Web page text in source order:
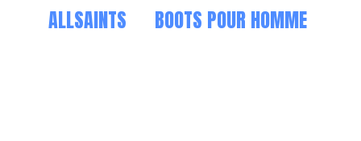
ALLSAINTS
BOOTS POUR HOMME